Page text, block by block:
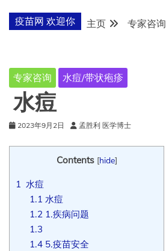
疫苗网 欢迎你 主页 专家咨询
专家咨询 水痘/带状疱疹
水痘
2023年9月2日 孟胜利 医学博士
Contents [hide]
1 水痘
1.1 水痘
1.21.疾病问题
1.3
1.45.疫苗安全